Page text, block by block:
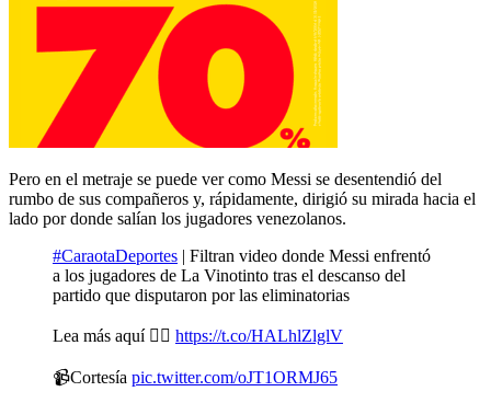
Pero en el metraje se puede ver como Messi se desentendió del
rumbo de sus compañeros y, rápidamente, dirigió su mirada hacia el
lado por donde salían los jugadores venezolanos.
#CaraotaDeportes | Filtran video donde Messi enfrentó
a los jugadores de La Vinotinto tras el descanso del
partido que disputaron por las eliminatorias
Lea más aquí 👉🏻 https://t.co/HALhlZlglV
📹Cortesía pic.twitter.com/oJT1ORMJ65